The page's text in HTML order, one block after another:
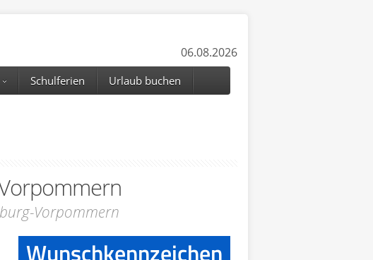
06.08.2026
Schulferien Urlaub buchen
Vorpommern